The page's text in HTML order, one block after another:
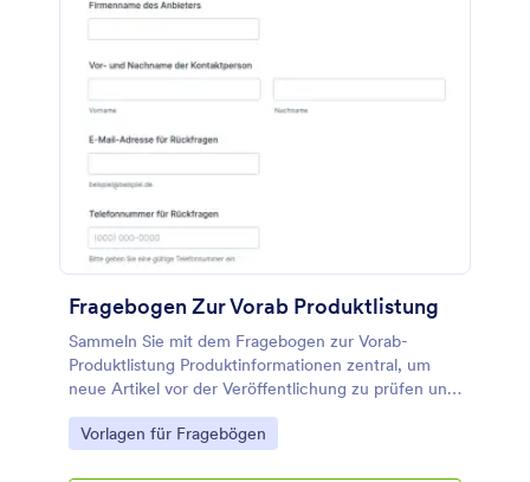
Fragebogen Zur Vorab Produktlistung
Sammeln Sie mit dem Fragebogen zur Vorab-
Produktlistung Produktinformationen zentral, um
neue Artikel vor der Veröffentlichung zu prüfen und
zu koordinieren, ideal für Marktplätze, Hersteller
und Einkaufsabteilungen.
Go to Category:
Vorlagen für Fragebögen